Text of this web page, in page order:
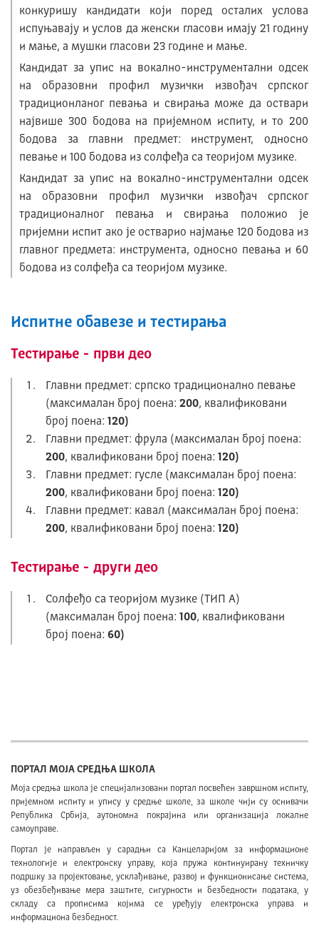
конкуришу кандидати који поред осталих услова
испуњавају и услов да женски гласови имају 21 годину
и мање, а мушки гласови 23 године и мање.
Кандидат за упис на вокално-инструментални одсек
на образовни профил музички извођач српског
традиционланог певања и свирања може да оствари
највише 300 бодова на пријемном испиту, и то 200
бодова за главни предмет: инструмент, односно
певање и 100 бодова из солфеђа са теоријом музике.
Кандидат за упис на вокално-инструментални одсек
на образовни профил музички извођач српског
традиционалног певања и свирања положио је
пријемни испит ако је остварио најмање 120 бодова из
главног предмета: инструмента, односно певања и 60
бодова из солфеђа са теоријом музике.
Испитне обавезе и тестирања
Тестирање - први део
Главни предмет: српско традиционално певање
(максималан број поена: 200, квалификовани
број поена: 120)
Главни предмет: фрула (максималан број поена:
200, квалификовани број поена: 120)
Главни предмет: гусле (максималан број поена:
200, квалификовани број поена: 120)
Главни предмет: кавал (максималан број поена:
200, квалификовани број поена: 120)
Тестирање - други део
Солфеђо са теоријом музике (ТИП А)
(максималан број поена: 100, квалификовани
број поена: 60)
ПОРТАЛ МОЈА СРЕДЊА ШКОЛА
Моја средња школа је специјализовани портал посвећен завршном испиту,
пријемном испиту и упису у средње школе, за школе чији су оснивачи
Република Србија, аутономна покрајина или организација локалне
самоуправе.
Портал је направљен у сарадњи са Канцеларијом за информационе
технологије и електронску управу, која пружа континуирану техничку
подршку за пројектовање, усклађивање, развој и функционисање система,
уз обезбеђивање мера заштите, сигурности и безбедности података, у
складу са прописима којима се уређују електронска управа и
информациона безбедност.